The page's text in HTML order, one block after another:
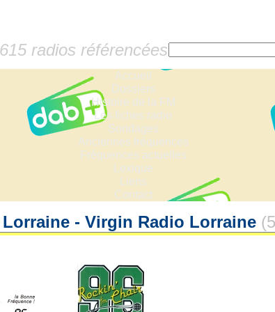
radios référencées
Accueil
Dossiers
Histoire de la FM
Les fiches radio
Sondages
Anciennes fréquences
Fréquences actuelles
Lexique
Liens
Contact
- Virgin Radio Lorraine